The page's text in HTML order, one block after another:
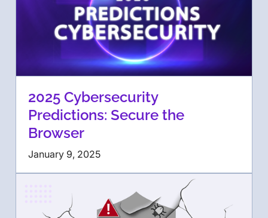
2025 Cybersecurity
Predictions: Secure the
Browser
January 9, 2025